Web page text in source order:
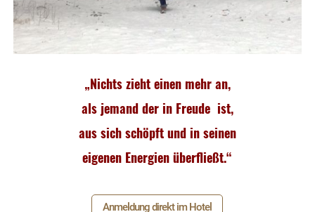
„Nichts zieht einen mehr an,
als jemand der in Freude ist,
aus sich schöpft und in seinen
eigenen Energien überfließt.“
Anmeldung direkt im Hotel